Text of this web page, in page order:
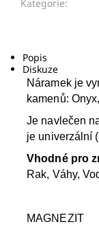
Kategorie:
Popis
Diskuze
Náramek je
kamenů:
Je navlečen
je univerzální
Vhodné pro
Rak, Váhy,
MAGNEZIT